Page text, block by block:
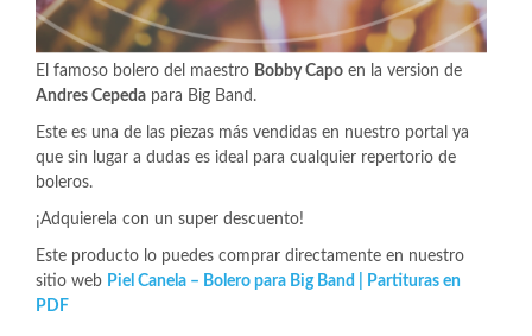
El famoso bolero del maestro Bobby Capo en la version de
Andres Cepeda para Big Band.
Este es una de las piezas más vendidas en nuestro portal ya
que sin lugar a dudas es ideal para cualquier repertorio de
boleros.
¡Adquierela con un super descuento!
Este producto lo puedes comprar directamente en nuestro
sitio web Piel Canela – Bolero para Big Band | Partituras en
PDF